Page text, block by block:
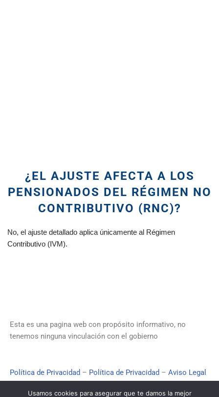
¿EL AJUSTE AFECTA A LOS
PENSIONADOS DEL RÉGIMEN NO
CONTRIBUTIVO (RNC)?
No, el ajuste detallado aplica únicamente al Régimen
Contributivo (IVM).
Esta es una pagina web con propósito informativo, no
tenemos ninguna vinculación con el gobierno
Política de Privacidad – Política de Privacidad – Aviso Legal
Usamos cookies para asegurar que te damos la mejor